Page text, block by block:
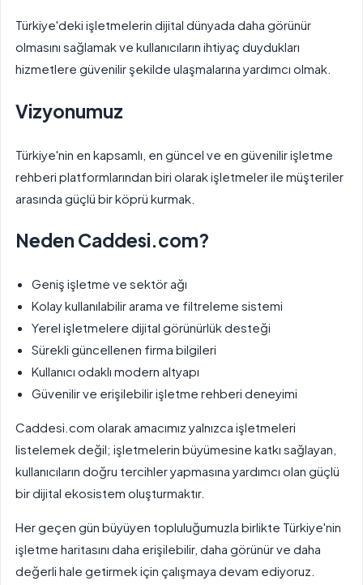
Türkiye'deki işletmelerin dijital dünyada daha görünür
olmasını sağlamak ve kullanıcıların ihtiyaç duydukları
hizmetlere güvenilir şekilde ulaşmalarına yardımcı olmak.
Vizyonumuz
Türkiye'nin en kapsamlı, en güncel ve en güvenilir işletme
rehberi platformlarından biri olarak işletmeler ile müşteriler
arasında güçlü bir köprü kurmak.
Neden Caddesi.com?
Geniş işletme ve sektör ağı
Kolay kullanılabilir arama ve filtreleme sistemi
Yerel işletmelere dijital görünürlük desteği
Sürekli güncellenen firma bilgileri
Kullanıcı odaklı modern altyapı
Güvenilir ve erişilebilir işletme rehberi deneyimi
Caddesi.com olarak amacımız yalnızca işletmeleri
listelemek değil; işletmelerin büyümesine katkı sağlayan,
kullanıcıların doğru tercihler yapmasına yardımcı olan güçlü
bir dijital ekosistem oluşturmaktır.
Her geçen gün büyüyen topluluğumuzla birlikte Türkiye'nin
işletme haritasını daha erişilebilir, daha görünür ve daha
değerli hale getirmek için çalışmaya devam ediyoruz.